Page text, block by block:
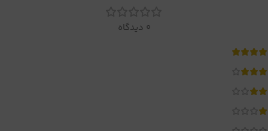
0 دیدگاه